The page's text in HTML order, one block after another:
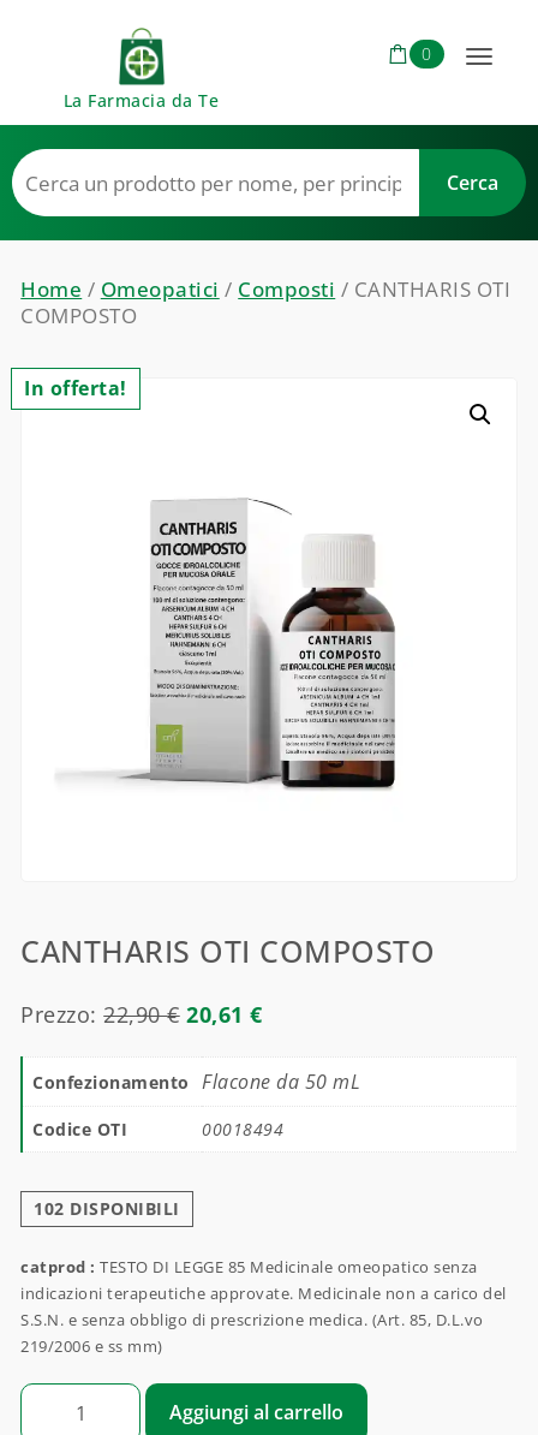
La Farmacia da Te
0
Toggle
Home / Omeopatici / Composti / CANTHARIS OTI
COMPOSTO
In offerta!
CANTHARIS OTI COMPOSTO
Prezzo:22,90€ 20,61€
Confezionamento Flacone da 50 mL
Codice OTI 00018494
102 DISPONIBILI
catprod :TESTO DI LEGGE 85 Medicinale omeopatico senza
indicazioni terapeutiche approvate. Medicinale non a carico del
S.S.N. e senza obbligo di prescrizione medica. (Art. 85, D.L.vo
219/2006 e ss mm)
CANTHARIS OTI COMPOSTO quantità
Aggiungi al carrello